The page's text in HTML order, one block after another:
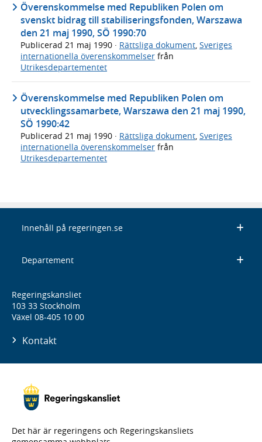
Överenskommelse med Republiken Polen om
svenskt bidrag till stabiliseringsfonden, Warszawa
den 21 maj 1990, SÖ 1990:70
Publicerad 21 maj 1990 · Rättsliga dokument, Sveriges
internationella överenskommelser från
Utrikesdepartementet
Överenskommelse med Republiken Polen om
utvecklingssamarbete, Warszawa den 21 maj 1990,
SÖ 1990:42
Publicerad 21 maj 1990 · Rättsliga dokument Sveriges
internationella överenskommelser från
Utrikesdepartementet
Innehåll på regeringen.se
Departement
Regeringskansliet
103 33 Stockholm
Växel 08-405 10 00
Kontakt
Det här är regeringens och Regeringskansliets